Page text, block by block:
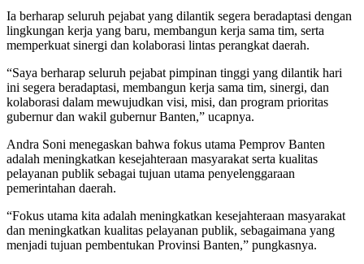
Ia berharap seluruh pejabat yang dilantik segera beradaptasi dengan
lingkungan kerja yang baru, membangun kerja sama tim, serta
memperkuat sinergi dan kolaborasi lintas perangkat daerah.
“Saya berharap seluruh pejabat pimpinan tinggi yang dilantik hari
ini segera beradaptasi, membangun kerja sama tim, sinergi, dan
kolaborasi dalam mewujudkan visi, misi, dan program prioritas
gubernur dan wakil gubernur Banten,” ucapnya.
Andra Soni menegaskan bahwa fokus utama Pemprov Banten
adalah meningkatkan kesejahteraan masyarakat serta kualitas
pelayanan publik sebagai tujuan utama penyelenggaraan
pemerintahan daerah.
“Fokus utama kita adalah meningkatkan kesejahteraan masyarakat
dan meningkatkan kualitas pelayanan publik, sebagaimana yang
menjadi tujuan pembentukan Provinsi Banten,” pungkasnya.